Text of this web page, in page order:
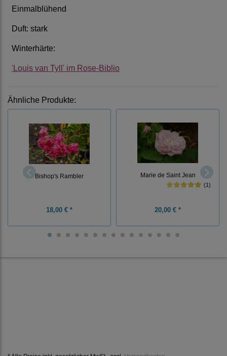
Einmalblühend
Duft: stark
Winterhärte:
'Louis van Tyll' im Rose-Biblio
Ähnliche Produkte:
Bishop's Rambler
18,00 € *
Marie de Saint Jean
(1)
20,00 € *